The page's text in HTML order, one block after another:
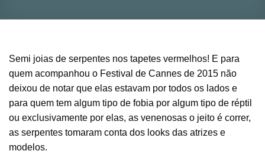
Semi joias de serpentes nos tapetes vermelhos! E para
quem acompanhou o Festival de Cannes de 2015 não
deixou de notar que elas estavam por todos os lados e
para quem tem algum tipo de fobia por algum tipo de réptil
ou exclusivamente por elas, as venenosas o jeito é correr,
as serpentes tomaram conta dos looks das atrizes e
modelos.